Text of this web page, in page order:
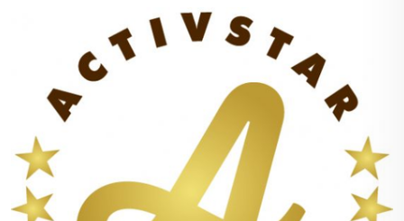
dostatočne namotivoval na tréning a v
dostatočnom predstihu pred tréningom, aby som
bol aj dostatočne zavodnený. Musím povedať že
som maximálne spokojný a odporúčam každému
kto rád trénuje alebo sa potrebuje ráno nakopnúť
niečím zdravým alebo má v obľube turistiku.
Takže k zhrnutiu : Doplnenie živým potrebných
na výkon + nakopnutie organizmu na výkon ,